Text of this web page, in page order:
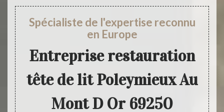
Spécialiste de l'expertise reconnu
en Europe
Entreprise restauration
tête de lit Poleymieux Au
Mont D Or 69250